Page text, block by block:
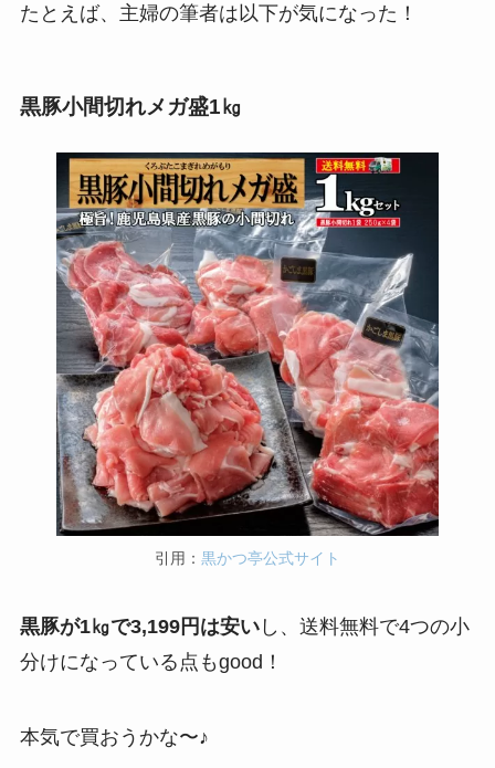
たとえば、主婦の筆者は以下が気になった！
黒豚小間切れメガ盛1㎏
引用： 黒かつ亭公式サイト
黒豚が1㎏で3,199円は安いし、送料無料で4つの小
分けになっている点もgood！
本気で買おうかな〜♪